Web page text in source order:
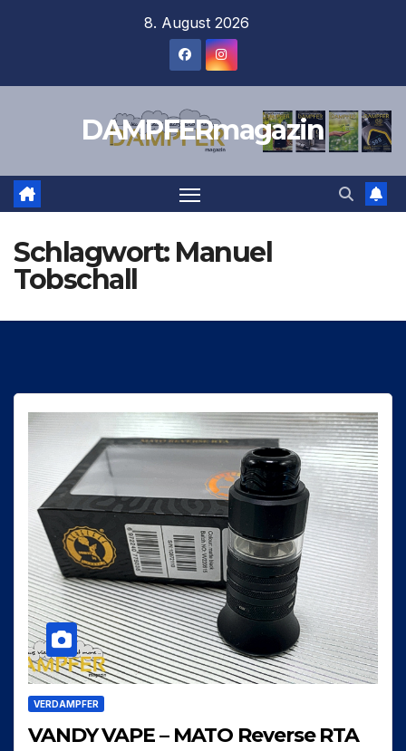
8. August 2026
DAMPFERmagazin
Schlagwort: Manuel
Tobschall
VERDAMPFER
VANDY VAPE – MATO Reverse RTA